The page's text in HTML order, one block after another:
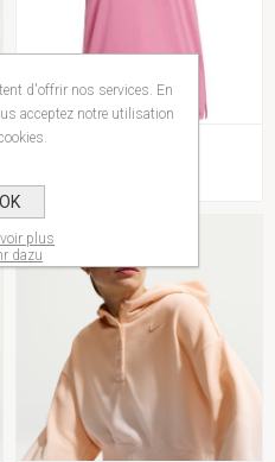
d'offrir nos services. En
acceptez notre utilisation
OK
plus
dazu